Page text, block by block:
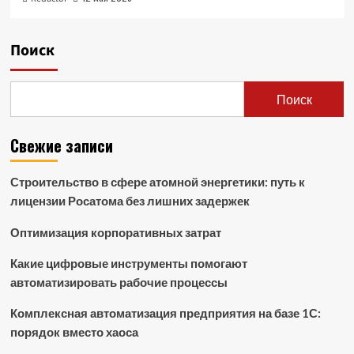
Поиск
Поиск
Свежие записи
Строительство в сфере атомной энергетики: путь к
лицензии Росатома без лишних задержек
Оптимизация корпоративных затрат
Какие цифровые инструменты помогают
автоматизировать рабочие процессы
Комплексная автоматизация предприятия на базе 1С:
порядок вместо хаоса